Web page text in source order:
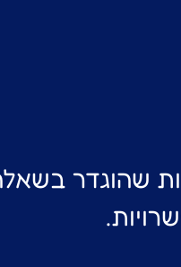
שהוגדר